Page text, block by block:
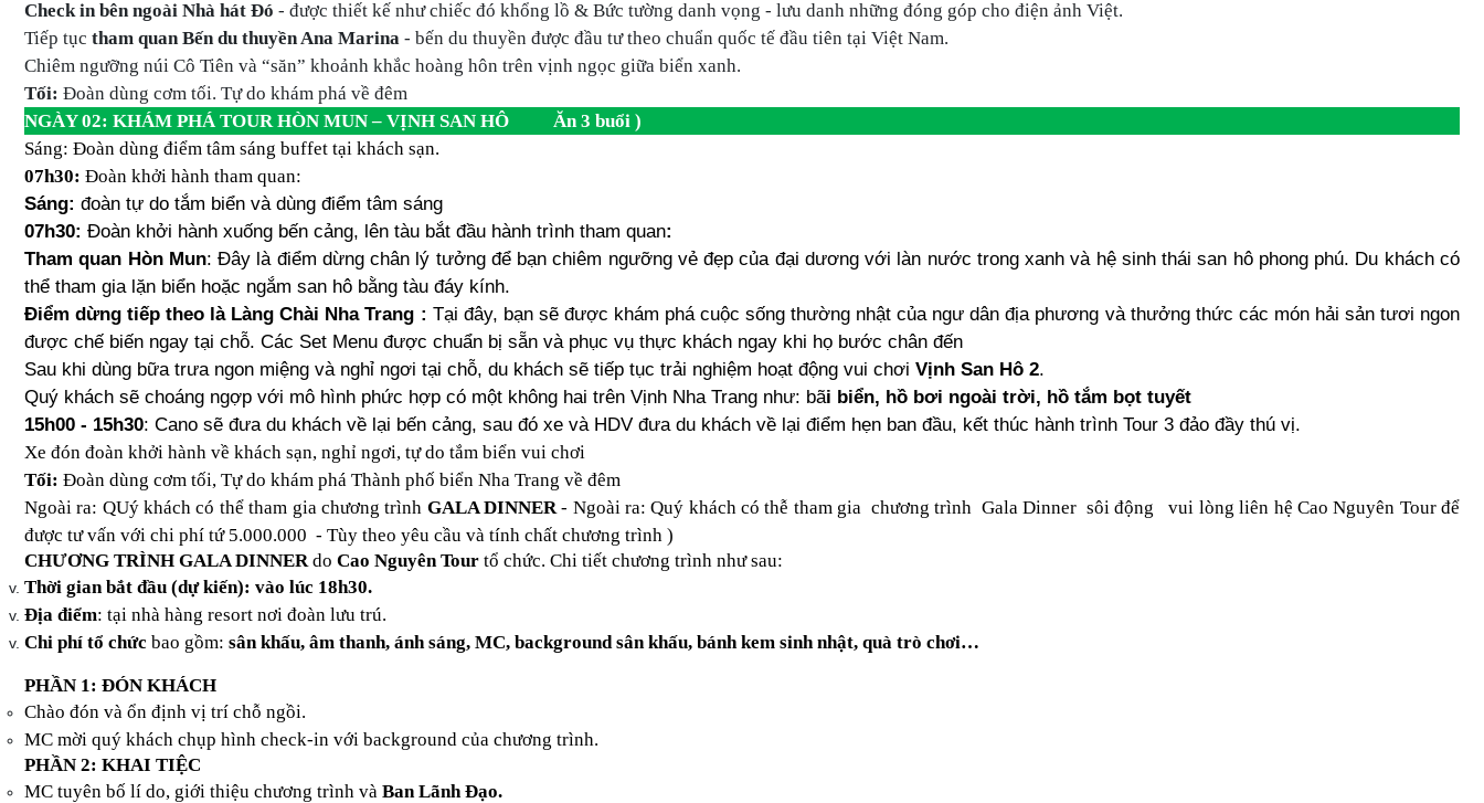
Check in bên ngoài Nhà hát Đó - được thiết kế như chiếc đó khổng lồ & Bức tường danh vọng - lưu danh những đóng góp cho điện ảnh Việt.
Tiếp tục tham quan Bến du thuyền Ana Marina - bến du thuyền được đầu tư theo chuẩn quốc tế đầu tiên tại Việt Nam.
Chiêm ngưỡng núi Cô Tiên và “săn” khoảnh khắc hoàng hôn trên vịnh ngọc giữa biển xanh.
Tối: Đoàn dùng cơm tối. Tự do khám phá về đêm
NGÀY 02: KHÁM PHÁ TOUR HÒN MUN – VỊNH SAN HÔ Ăn 3 buổi )
Sáng: Đoàn dùng điểm tâm sáng buffet tại khách sạn.
07h30: Đoàn khởi hành tham quan:
Sáng: đoàn tự do tắm biển và dùng điểm tâm sáng
07h30: Đoàn khởi hành xuống bến cảng, lên tàu bắt đầu hành trình tham quan:
Tham quan Hòn Mun: Đây là điểm dừng chân lý tưởng để bạn chiêm ngưỡng vẻ đẹp của đại dương với làn nước trong xanh và hệ sinh thái san hô phong phú. Du khách có
thể tham gia lặn biển hoặc ngắm san hô bằng tàu đáy kính.
Điểm dừng tiếp theo là Làng Chài Nha Trang : Tại đây, bạn sẽ được khám phá cuộc sống thường nhật của ngư dân địa phương và thưởng thức các món hải sản tươi ngon
được chế biến ngay tại chỗ. Các Set Menu được chuẩn bị sẵn và phục vụ thực khách ngay khi họ bước chân đến
Sau khi dùng bữa trưa ngon miệng và nghỉ ngơi tại chỗ, du khách sẽ tiếp tục trải nghiệm hoạt động vui chơi Vịnh San Hô 2.
Quý khách sẽ choáng ngợp với mô hình phức hợp có một không hai trên Vịnh Nha Trang như: bãi biển, hồ bơi ngoài trời, hồ tắm bọt tuyết
15h00 - 15h30: Cano sẽ đưa du khách về lại bến cảng, sau đó xe và HDV đưa du khách về lại điểm hẹn ban đầu, kết thúc hành trình Tour 3 đảo đầy thú vị.
Xe đón đoàn khởi hành về khách sạn, nghỉ ngơi, tự do tắm biển vui chơi
Tối: Đoàn dùng cơm tối, Tự do khám phá Thành phố biển Nha Trang về đêm
Ngoài ra: QUý khách có thể tham gia chương trình GALA DINNER - Ngoài ra: Quý khách có thễ tham gia chương trình Gala Dinner sôi động vui lòng liên hệ Cao Nguyên Tour để
được tư vấn với chi phí tứ 5.000.000 - Tùy theo yêu cầu và tính chất chương trình )
CHƯƠNG TRÌNH GALA DINNER do Cao Nguyên Tour tổ chức. Chi tiết chương trình như sau:
Thời gian bắt đầu (dự kiến): vào lúc 18h30.
Địa điểm: tại nhà hàng resort nơi đoàn lưu trú.
Chi phí tổ chức bao gồm: sân khấu, âm thanh, ánh sáng, MC, background sân khấu, bánh kem sinh nhật, quà trò chơi…
PHẦN 1: ĐÓN KHÁCH
Chào đón và ổn định vị trí chỗ ngồi.
MC mời quý khách chụp hình check-in với background của chương trình.
PHẦN 2: KHAI TIỆC
MC tuyên bố lí do, giới thiệu chương trình và Ban Lãnh Đạo.